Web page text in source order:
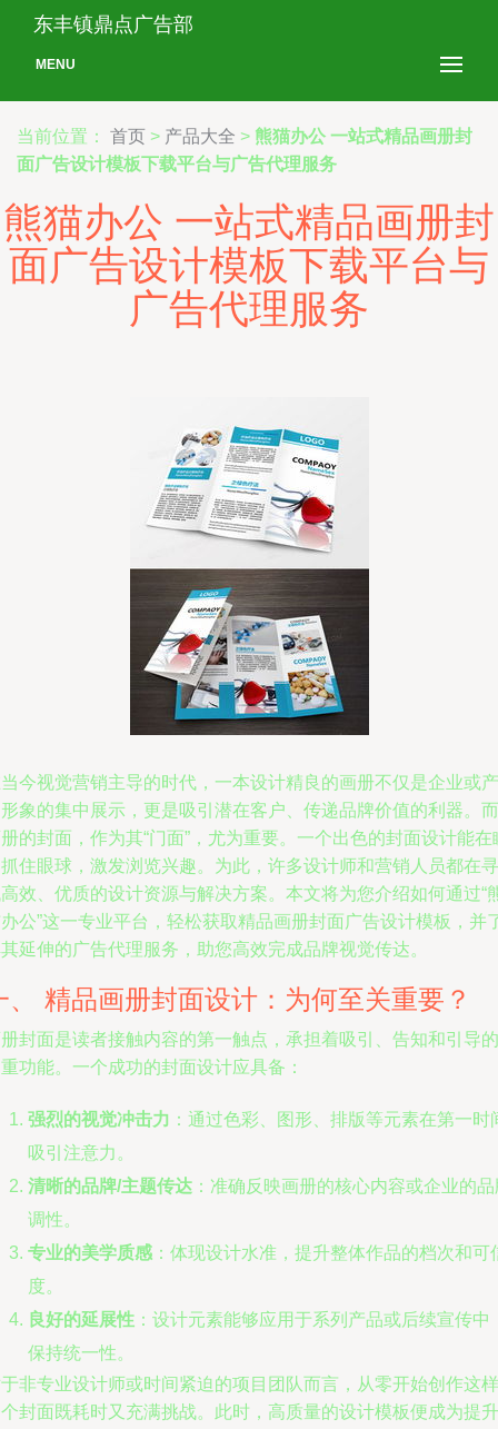
东丰镇鼎点广告部
MENU
当前位置： 首页 > 产品大全 > 熊猫办公 一站式精品画册封
面广告设计模板下载平台与广告代理服务
熊猫办公 一站式精品画册封
面广告设计模板下载平台与
广告代理服务
今视觉营销主导的时代，一本设计精良的画册不仅是企业或产
象的集中展示，更是吸引潜在客户、传递品牌价值的利器。而
的封面，作为其“门面”，尤为重要。一个出色的封面设计能在
住眼球，激发浏览兴趣。为此，许多设计师和营销人员都在寻
效、优质的设计资源与解决方案。本文将为您介绍如何通过“
公”这一专业平台，轻松获取精品画册封面广告设计模板，并
延伸的广告代理服务，助您高效完成品牌视觉传达。
、 精品画册封面设计：为何至关重要？
封面是读者接触内容的第一触点，承担着吸引、告知和引导的
功能。一个成功的封面设计应具备：
强烈的视觉冲击力 ：通过色彩、图形、排版等元素在第一时
吸引注意力。
清晰的品牌/主题传达 ：准确反映画册的核心内容或企业的
调性。
专业的美学质感 ：体现设计水准，提升整体作品的档次和可
度。
良好的延展性 ：设计元素能够应用于系列产品或后续宣传中
保持统一性。
非专业设计师或时间紧迫的项目团队而言，从零开始创作这样
封面既耗时又充满挑战。此时，高质量的设计模板便成为提升